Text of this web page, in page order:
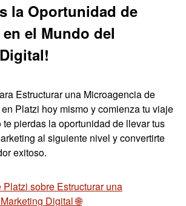
la Oportunidad de
el Mundo del
Estructurar una Microagencia de
Platzi hoy mismo y comienza tu viaje
pierdas la oportunidad de llevar tus
al siguiente nivel y convertirte
exitoso.
Platzi sobre Estructurar una
Digital 🌐